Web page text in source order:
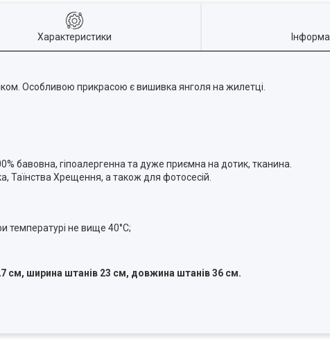
Характеристики
Особливою прикрасою є вишивка янголя на жилетці.
бавовна, гіпоалергенна та дуже приємна на дотик, тканина.
Таїнства Хрещення, а також для фотосесій.
температурі не вище 40°С;
см, ширина штанів 23 см, довжина штанів 36 см.